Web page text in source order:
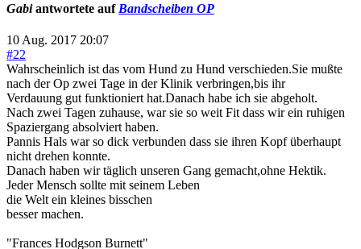
Gabiantwortete auf Bandscheiben OP
10 Aug. 2017 20:07
#22
Wahrscheinlich ist das vom Hund zu Hund verschieden.Sie mußte
nach der Op zwei Tage in der Klinik verbringen,bis ihr
Verdauung gut funktioniert hat.Danach habe ich sie abgeholt.
Nach zwei Tagen zuhause, war sie so weit Fit dass wir ein ruhigen
Spaziergang absolviert haben.
Pannis Hals war so dick verbunden dass sie ihren Kopf überhaupt
nicht drehen konnte.
Danach haben wir täglich unseren Gang gemacht,ohne Hektik.
Jeder Mensch sollte mit seinem Leben
die Welt ein kleines bisschen
besser machen.
"Frances Hodgson Burnett"